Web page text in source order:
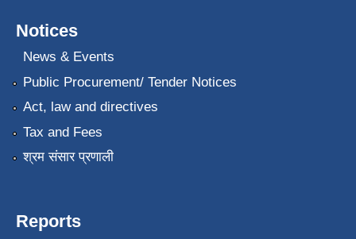
Notices
News & Events
Public Procurement/ Tender Notices
Act, law and directives
Tax and Fees
श्रम संसार प्रणाली
Reports